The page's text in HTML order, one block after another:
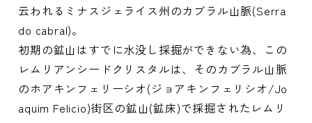
云われるミナスジェライス州のカブラル山脈(Serra
do cabral)。
初期の鉱山はすでに水没し採掘ができない為、この
レムリアンシードクリスタルは、そのカブラル山脈
のホアキンフェリーシオ(ジョアキンフェリシオ/Jo
aquim Felicio)街区の鉱山(鉱床)で採掘されたレムリ